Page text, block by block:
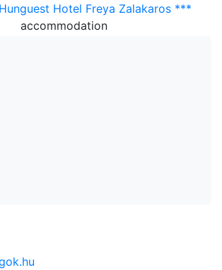
Hotel Freya Zalakaros ***
accommodation